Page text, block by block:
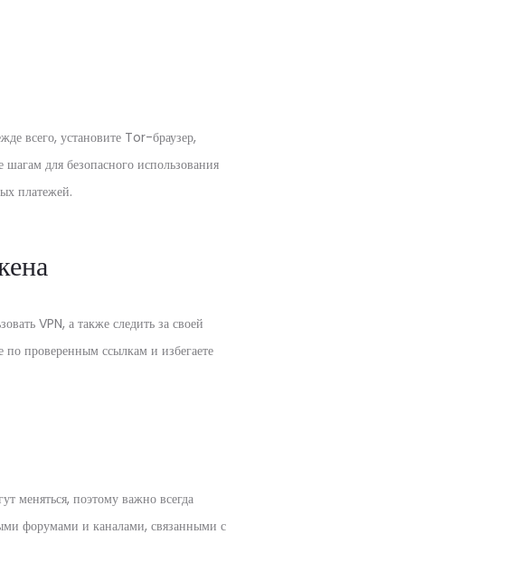
всего, установите Tor-браузер,
для безопасного использования
платежей.
VPN, а также следить за своей
по проверенным ссылкам и избегаете
меняться, поэтому важно всегда
форумами и каналами, связанными с